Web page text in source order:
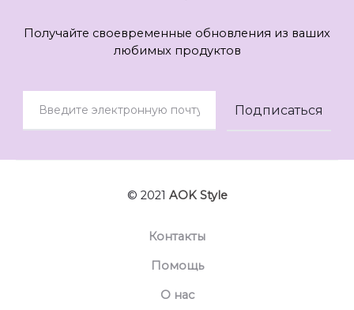
Получайте своевременные обновления из ваших
любимых продуктов
© 2021 AOK Style
Контакты
Помощь
О нас